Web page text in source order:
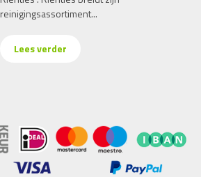
reinigingsassortiment...
Lees verder